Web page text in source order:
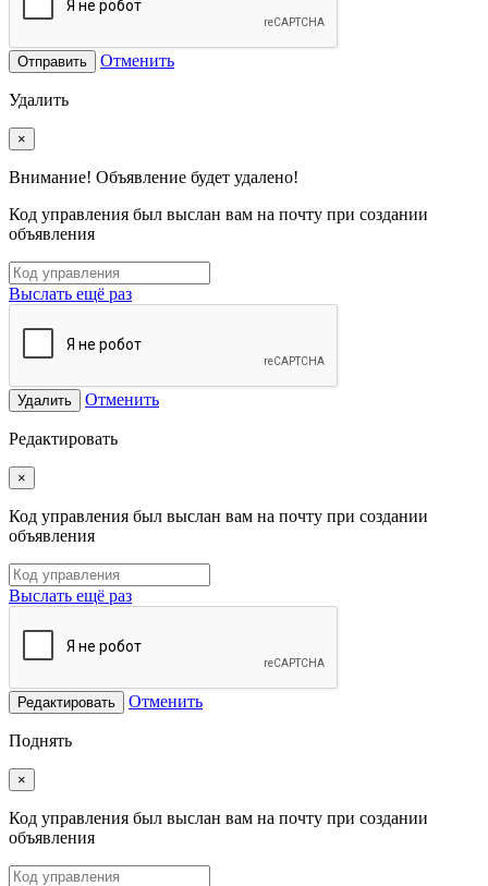
Отправить Отменить
Удалить
×
Внимание! Объявление будет удалено!
Код управления был выслан вам на почту при создании
объявления
Выслать ещё раз
Удалить Отменить
Редактировать
×
Код управления был выслан вам на почту при создании
объявления
Выслать ещё раз
Редактировать Отменить
Поднять
×
Код управления был выслан вам на почту при создании
объявления